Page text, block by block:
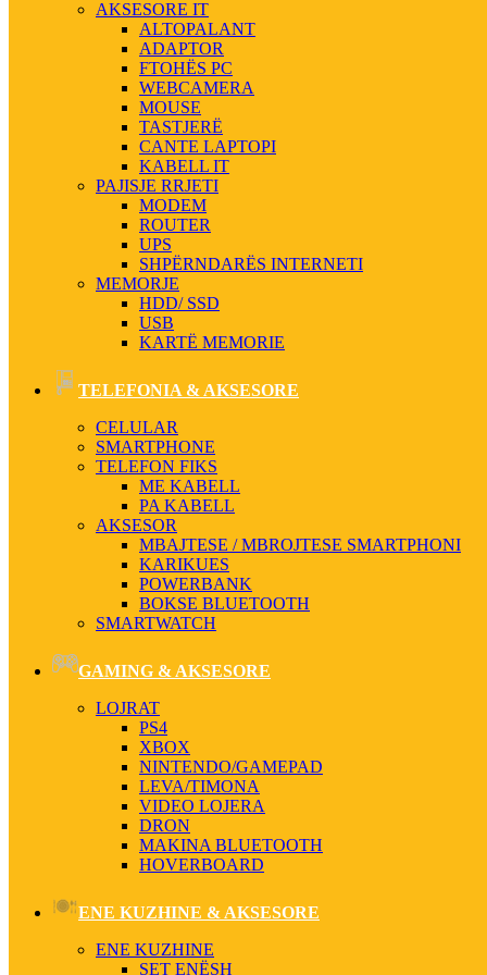
AKSESORE IT
ALTOPALANT
ADAPTOR
FTOHËS PC
WEBCAMERA
MOUSE
TASTJERË
CANTE LAPTOPI
KABELL IT
PAJISJE RRJETI
MODEM
ROUTER
UPS
SHPËRNDARËS INTERNETI
MEMORJE
HDD/ SSD
USB
KARTË MEMORIE
TELEFONIA & AKSESORE
CELULAR
SMARTPHONE
TELEFON FIKS
ME KABELL
PA KABELL
AKSESOR
MBAJTESE / MBROJTESE SMARTPHONI
KARIKUES
POWERBANK
BOKSE BLUETOOTH
SMARTWATCH
GAMING & AKSESORE
LOJRAT
PS4
XBOX
NINTENDO/GAMEPAD
LEVA/TIMONA
VIDEO LOJERA
DRON
MAKINA BLUETOOTH
HOVERBOARD
ENE KUZHINE & AKSESORE
ENE KUZHINE
SET ENËSH